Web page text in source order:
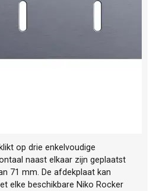
op drie enkelvoudige
naast elkaar zijn geplaatst
71 mm. De afdekplaat kan
elke beschikbare Niko Rocker